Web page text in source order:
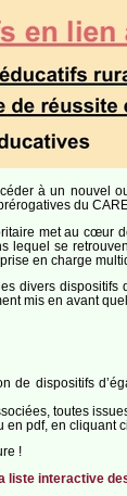
à un nouvel
du
met au cœur
lequel se
en charge
divers
mis en avant
de dispositifs
toutes
pdf, en cliquant
!
liste interactive